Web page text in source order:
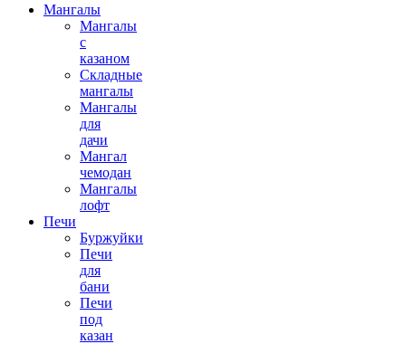
Мангалы
Мангалы
с
казаном
Складные
мангалы
Мангалы
для
дачи
Мангал
чемодан
Мангалы
лофт
Печи
Буржуйки
Печи
для
бани
Печи
под
казан